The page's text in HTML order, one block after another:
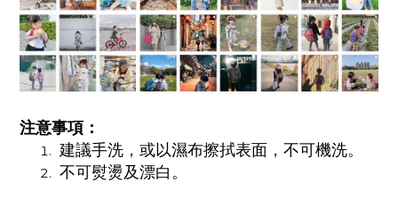
注意事項：
建議手洗，或以濕布擦拭表面，不可機洗。
不可熨燙及漂白。